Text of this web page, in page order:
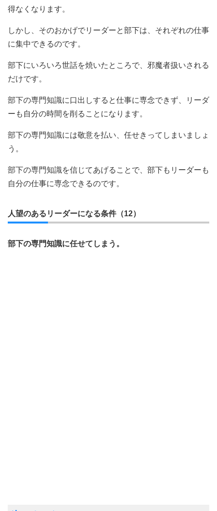
得なくなります。
しかし、そのおかげでリーダーと部下は、それぞれの仕事
に集中できるのです。
部下にいろいろ世話を焼いたところで、邪魔者扱いされる
だけです。
部下の専門知識に口出しすると仕事に専念できず、リーダ
ーも自分の時間を削ることになります。
部下の専門知識には敬意を払い、任せきってしまいましょ
う。
部下の専門知識を信じてあげることで、部下もリーダーも
自分の仕事に専念できるのです。
人望のあるリーダーになる条件（12）
部下の専門知識に任せてしまう。